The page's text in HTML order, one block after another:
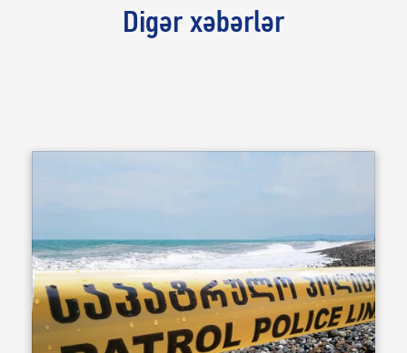
Digər xəbərlər